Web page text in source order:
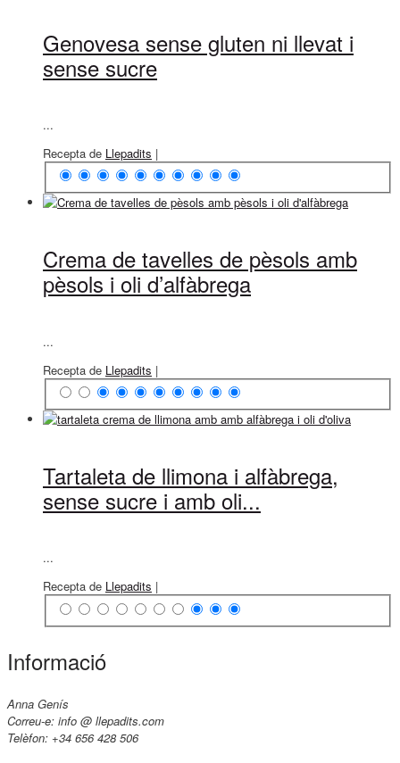
Genovesa sense gluten ni llevat i
sense sucre
...
Recepta de Llepadits |
Crema de tavelles de pèsols amb
pèsols i oli d’alfàbrega
...
Recepta de Llepadits |
Tartaleta de llimona i alfàbrega,
sense sucre i amb oli...
...
Recepta de Llepadits |
Informació
Anna Genís
Correu-e: info @ llepadits.com
Telèfon: +34 656 428 506